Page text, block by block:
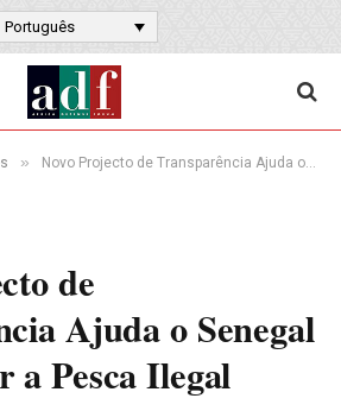
Português
» Novo Projecto de Transparência Ajuda o Senegal a Combater a Pesca Ilegal
de
Ajuda o Senegal
a Pesca Ilegal